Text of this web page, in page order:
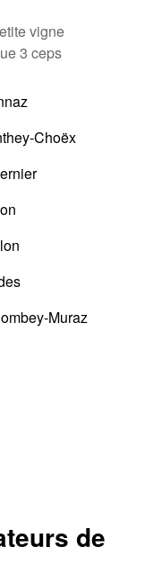
vigne
3 ceps
Choëx
Muraz
de